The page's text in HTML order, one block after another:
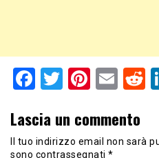
Facebook
Twitter
Lascia un commento
Il tuo indirizzo email non sarà
sono contrassegnati *